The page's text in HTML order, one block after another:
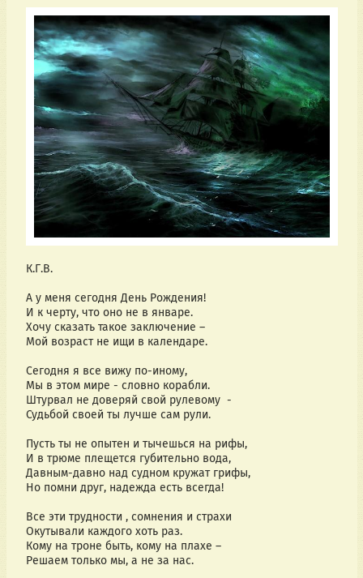
К.Г.В.
А у меня сегодня День Рождения!
И к черту, что оно не в январе.
Хочу сказать такое заключение –
Мой возраст не ищи в календаре.
Сегодня я все вижу по-иному,
Мы в этом мире - словно корабли.
Штурвал не доверяй свой рулевому -
Судьбой своей ты лучше сам рули.
Пусть ты не опытен и тычешься на рифы,
И в трюме плещется губительно вода,
Давным-давно над судном кружат грифы,
Но помни друг, надежда есть всегда!
Все эти трудности , сомнения и страхи
Окутывали каждого хоть раз.
Кому на троне быть, кому на плахе –
Решаем только мы, а не за нас.